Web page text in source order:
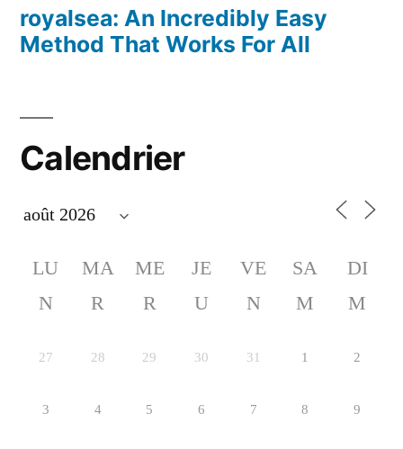
royalsea: An Incredibly Easy
Method That Works For All
Calendrier
LU
N
MA
R
ME
R
JE
U
VE
N
SA
M
DI
M
27 28 29 30 31 1 2
3 4 5 6 7 8 9